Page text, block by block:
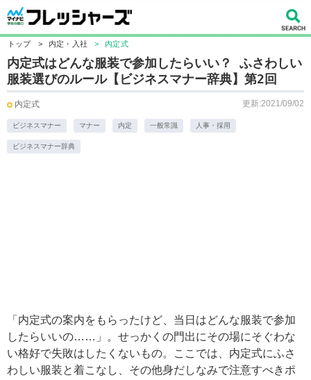
トップ > 内定・入社 > 内定式
内定式はどんな服装で参加したらいい？ ふさわしい
服装選びのルール【ビジネスマナー辞典】第2回
内定式 更新:2021/09/02
ビジネスマナー マナー 内定 一般常識 人事・採用
ビジネスマナー辞典
「内定式の案内をもらったけど、当日はどんな服装で参加
したらいいの……」。せっかくの門出にその場にそぐわな
い格好で失敗はしたくないもの。ここでは、内定式にふさ
わしい服装と着こなし、その他身だしなみで注意すべきポ